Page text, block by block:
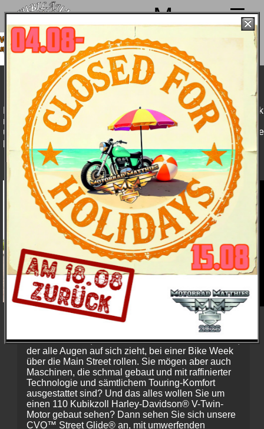
Menu
machen von 4. bis 15.08. Sommerpause
sind ab 18.08. wieder mit voller Power für
Euch da!
Harley-Davidson CVO Street Glide
Modelljahr 2016 - Bike & Bildergalerie
Dies ist der Hot-Rod-Bagger, der vom Frontende bis zum Heck
mit erstklassigen Custom-Details, einer feurigen Lackierung
und dem Premium BOOM! Audio-System ausgestattet ist – Ihre
persönliche Street-Party für die Bike-Week.
Bike & Bilder Details Daten
Farben und
Preise
Sie hätten sich nie vorstellen können, dass all
Nehmen wir an, Sie wollen in vollem Custom-Look,
der alle Augen auf sich zieht, bei einer Bike Week
über die Main Street rollen. Sie mögen aber auch
Maschinen, die schmal gebaut und mit raffinierter
Technologie und sämtlichem Touring-Komfort
ausgestattet sind? Und das alles wollen Sie um
einen 110 Kubikzoll Harley-Davidson® V-Twin-
Motor gebaut sehen? Dann sehen Sie sich unsere
CVO™ Street Glide® an, mit umwerfenden